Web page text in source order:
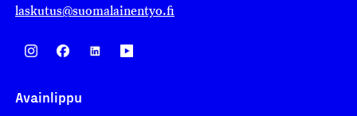
laskutus@suomalainentyo.fi
Avainlippu